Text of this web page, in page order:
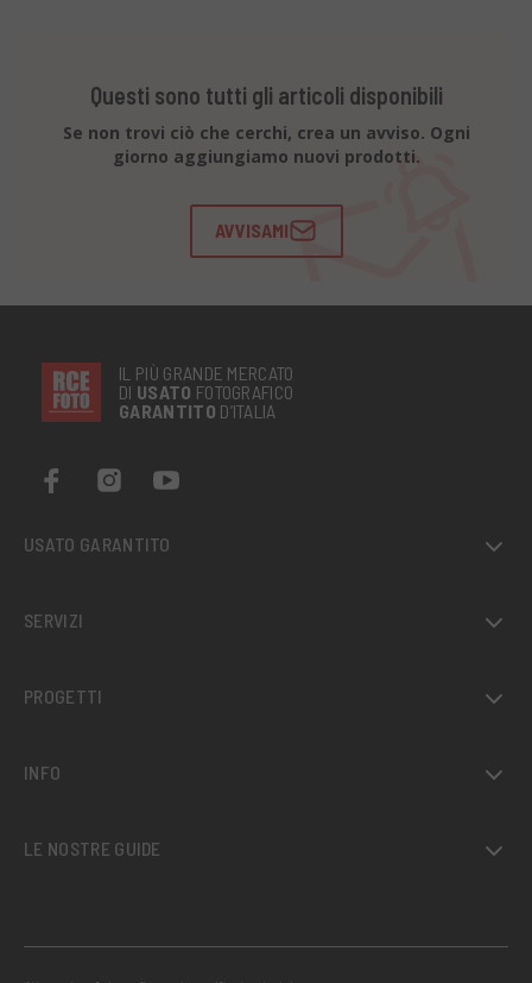
Questi sono tutti gli articoli disponibili
Se non trovi ciò che cerchi, crea un avviso. Ogni
giorno aggiungiamo nuovi prodotti.
AVVISAMI
IL PIÙ GRANDE MERCATO
DI USATO FOTOGRAFICO
GARANTITO D’ITALIA
USATO GARANTITO
SERVIZI
PROGETTI
INFO
LE NOSTRE GUIDE